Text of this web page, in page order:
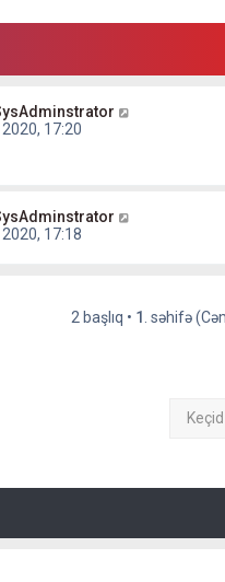
17:20
17:18
2 başlıq • 1 . səhifə